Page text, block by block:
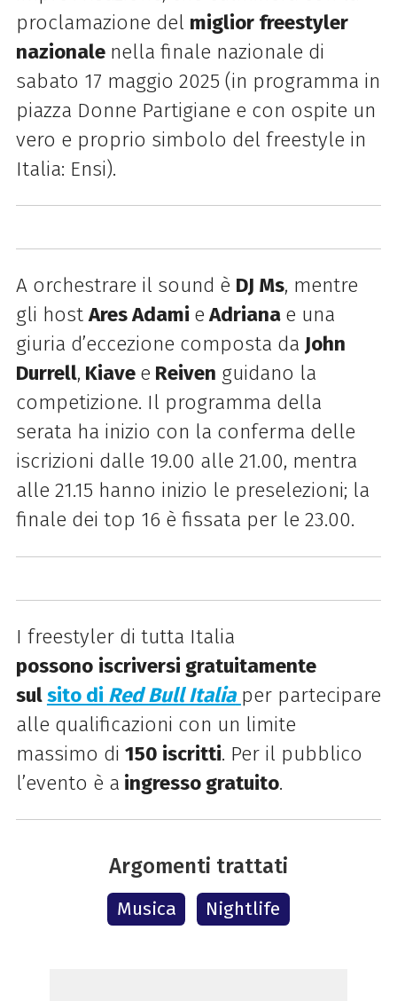
proclamazione del miglior freestyler
nazionale nella finale nazionale di
sabato 17 maggio 2025 (in programma in
piazza Donne Partigiane e con ospite un
vero e proprio simbolo del freestyle in
Italia: Ensi).
A orchestrare il sound è DJ Ms, mentre
gli hostAres Adami eAdriana e una
giuria d’eccezione composta da John
Durrell, Kiave e Reiven guidano la
competizione. Il programma della
serata ha inizio con la conferma delle
iscrizioni dalle 19.00 alle 21.00, mentra
alle 21.15 hanno inizio le preselezioni; la
finale dei top 16 è fissata per le 23.00.
I freestyler di tutta Italia
possono iscriversi gratuitamente
sulsito di Red Bull Italia per partecipare
alle qualificazioni con un limite
massimo di 150 iscritti. Per il pubblico
l’evento è a ingresso gratuito.
Argomenti trattati
Musica Nightlife